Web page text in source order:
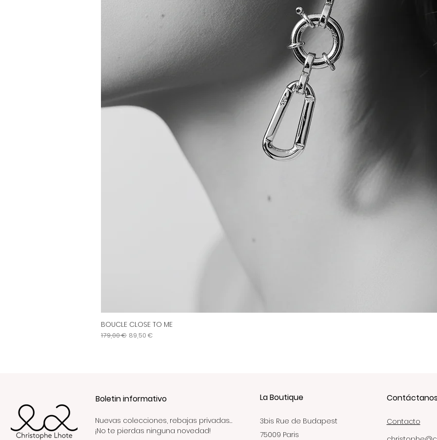
BOUCLE CLOSE TO ME
Precio
179,00 € Precio de oferta
89,50 €
Boletin informativo La Boutique
Nuevas colecciones, rebajas privadas…
¡No te pierdas ninguna novedad!
3bis Rue de Budapest
75009 Paris
Contacto